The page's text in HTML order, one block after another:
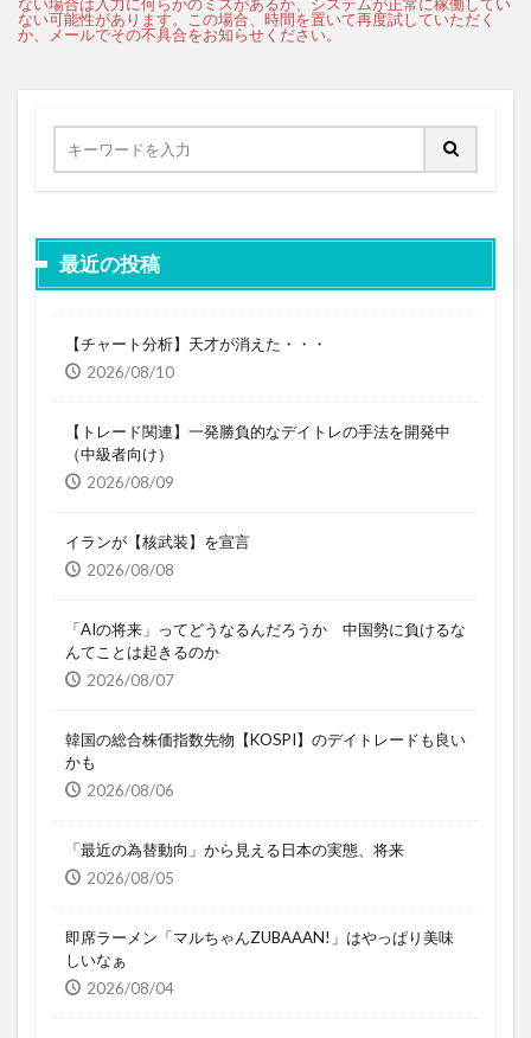
最近の投稿
【チャート分析】天才が消えた・・・
2026/08/10
【トレード関連】一発勝負的なデイトレの手法を開発中
（中級者向け）
2026/08/09
イランが【核武装】を宣言
2026/08/08
「AIの将来」ってどうなるんだろうか 中国勢に負けるな
んてことは起きるのか
2026/08/07
韓国の総合株価指数先物【KOSPI】のデイトレードも良い
かも
2026/08/06
「最近の為替動向」から見える日本の実態、将来
2026/08/05
即席ラーメン「マルちゃんZUBAAAN!」はやっぱり美味
しいなぁ
2026/08/04